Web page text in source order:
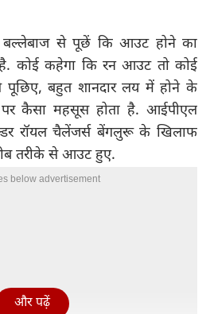
से पूछें कि आउट होने का
कोई कहेगा कि रन आउट तो कोई
पूछिए, बहुत शानदार लय में होने के
पर कैसा महसूस होता है. आईपीएल
रॉयल चैलेंजर्स बेंगलुरू के खिलाफ
तरीके से आउट हुए.
below advertisement
और पढ़ें